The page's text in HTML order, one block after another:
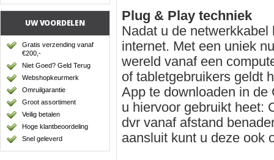
UW VOORDELEN
Gratis verzending vanaf
€200,-
Niet Goed? Geld Terug
Webshopkeurmerk
Omruilgarantie
Groot assortiment
Veilig betalen
Hoge klantbeoordeling
Snel geleverd
Plug & Play techniek
Nadat u de
internet. Met een uniek
wereld vanaf een
of tabletgebruikers geldt
App te downloaden in de
u hiervoor gebruikt heet:
dvr vanaf afstand
aansluit kunt u deze ook